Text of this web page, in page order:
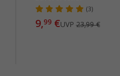
(3)
9,99€UVP 23,99 €